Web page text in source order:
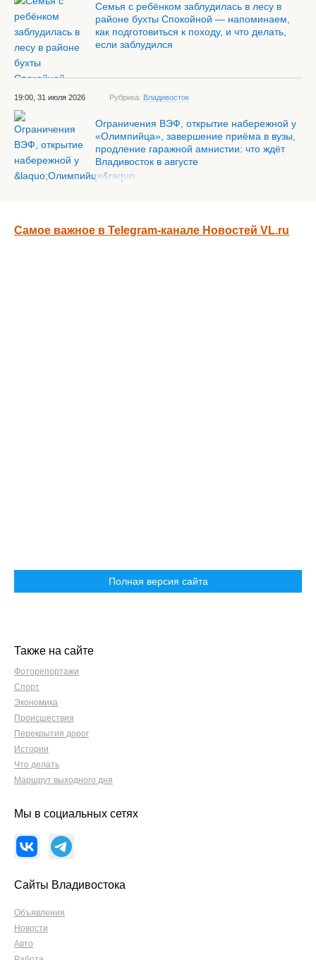
Семья с ребёнком заблудилась в лесу в
районе бухты Спокойной — напоминаем,
как подготовиться к походу, и что делать,
если заблудился
19:00, 31 июля 2026 Рубрика: Владивосток
Ограничения ВЭФ, открытие набережной у
«Олимпийца», завершение приёма в вузы,
продление гаражной амнистии: что ждёт
Владивосток в августе
Самое важное в Telegram-канале Новостей VL.ru
Полная версия сайта
Также на сайте
Фоторепортажи
Спорт
Экономика
Происшествия
Перекрытия дорог
Истории
Что делать
Маршрут выходного дня
Мы в социальных сетях
Сайты Владивостока
Объявления
Новости
Авто